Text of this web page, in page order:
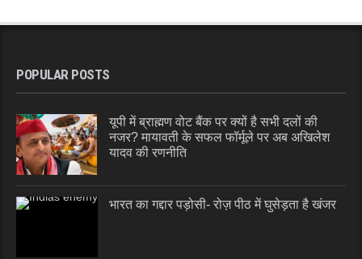
POPULAR POSTS
यूपी में ब्राह्मण वोट बैंक पर क्यों है सभी दलों की
नजर? मायावती के सफल फॉर्मूले पर अब अखिलेश
यादव की रणनीति
भारत का गद्दार पड़ोसी- रोज़ पीठ में घुसेड़ता है खंजर